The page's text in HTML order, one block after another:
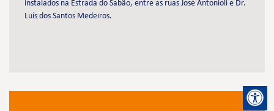
instalados na Estrada do Sabão, entre as ruas José Antonioli e Dr.
Luís dos Santos Medeiros.